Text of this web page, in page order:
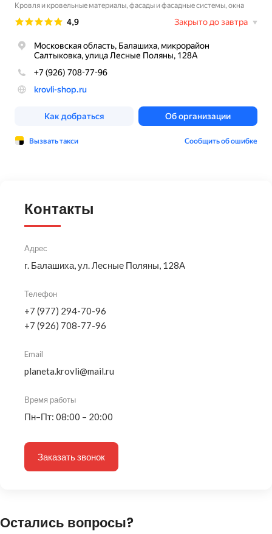
Контакты
Адрес
г. Балашиха, ул. Лесные Поляны, 128А
Телефон
+7 (977) 294-70-96
+7 (926) 708-77-96
Email
planeta.krovli@mail.ru
Время работы
Пн–Пт: 08:00 – 20:00
Заказать звонок
Остались вопросы?